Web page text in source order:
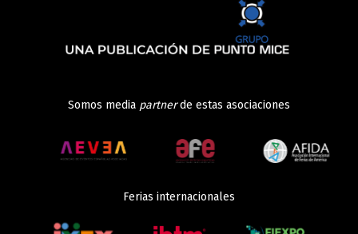
Somos media partnerde estas asociaciones
Ferias internacionales